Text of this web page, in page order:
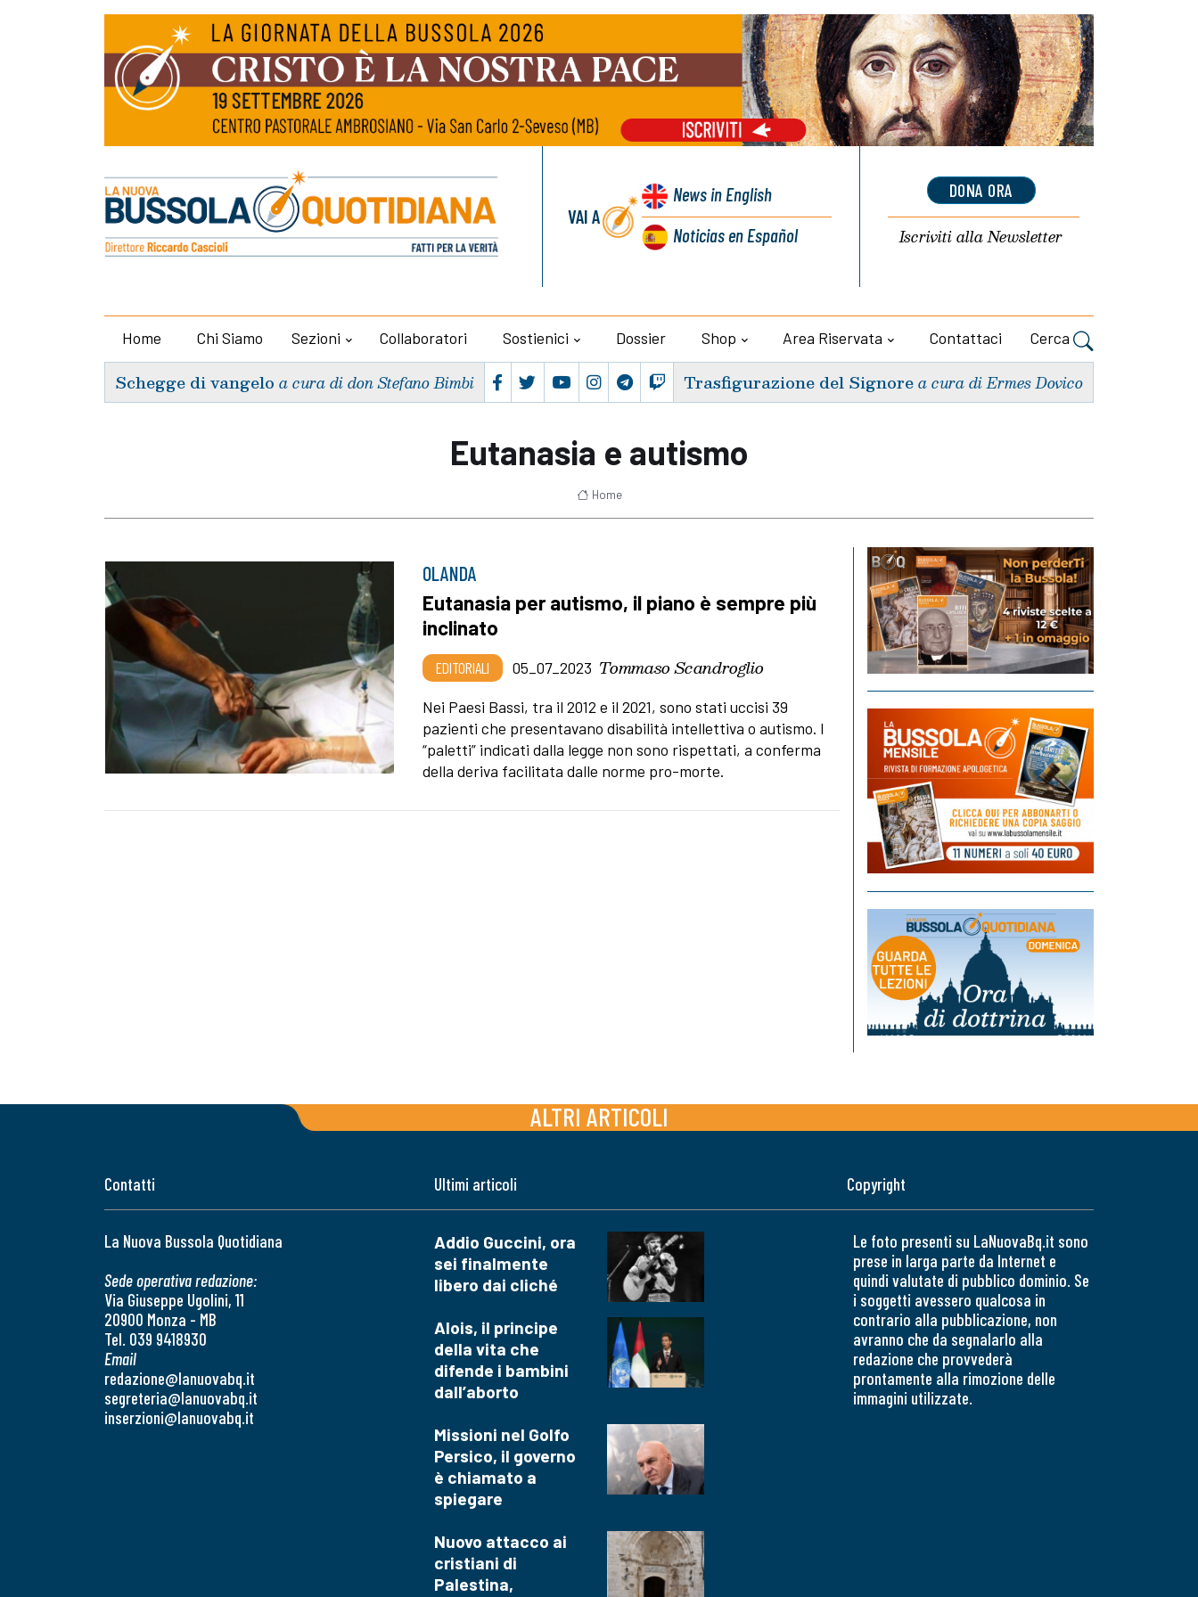
VAI A
Newsin English
Noticiasen Español
DONA ORA
Iscriviti allaNewsletter
Home Chi Siamo Sezioni Collaboratori Sostienici Dossier Shop Area Riservata Contattaci Cerca
Schegge di vangelo a cura di don Stefano Bimbi Trasfigurazione del Signorea cura di Ermes Dovico
Eutanasia e autismo
Home
OLANDA
Eutanasia per autismo, il piano è sempre più
inclinato
EDITORIALI 05_07_2023 Tommaso Scandroglio
Nei Paesi Bassi, tra il 2012 e il 2021, sono stati uccisi 39
pazienti che presentavano disabilità intellettiva o autismo. I
“paletti” indicati dalla legge non sono rispettati, a conferma
della deriva facilitata dalle norme pro-morte.
ALTRI ARTICOLI
Contatti
La Nuova Bussola Quotidiana
Sede operativa redazione:
Via Giuseppe Ugolini, 11
20900 Monza - MB
Tel. 039 9418930
Email
redazione@lanuovabq.it
segreteria@lanuovabq.it
inserzioni@lanuovabq.it
Ultimi articoli
Addio Guccini, ora
sei finalmente
libero dai cliché
Alois, il principe
della vita che
difende i bambini
dall’aborto
Missioni nel Golfo
Persico, il governo
è chiamato a
spiegare
Nuovo attacco ai
cristiani di
Palestina,
Copyright
Le foto presenti su LaNuovaBq.it sono
prese in larga parte da Internet e
quindi valutate di pubblico dominio. Se
i soggetti avessero qualcosa in
contrario alla pubblicazione, non
avranno che da segnalarlo alla
redazione che provvederà
prontamente alla rimozione delle
immagini utilizzate.